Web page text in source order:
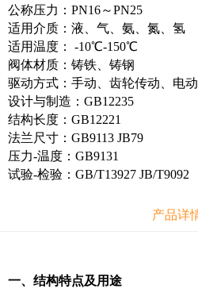
公称压力：PN16～PN25
适用介质：液、气、氨、氮、氢
适用温度： -10℃-150℃
阀体材质：铸铁、铸钢
驱动方式：手动、齿轮传动、电
设计与制造：GB12235
结构长度：GB12221
法兰尺寸：GB9113 JB79
压力-温度：GB9131
试验-检验：GB/T13927 JB/T9092
产品详
一、结构特点及用途